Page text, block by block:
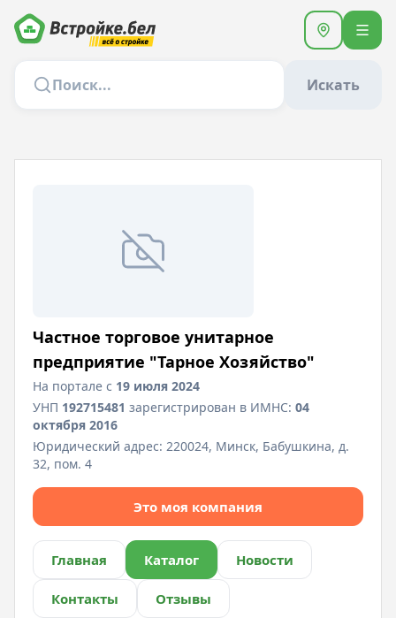
Искать
Частное торговое унитарное
предприятие "Тарное Хозяйство"
На портале с 19 июля 2024
УНП 192715481 зарегистрирован в ИМНС: 04
октября 2016
Юридический адрес: 220024, Минск, Бабушкина, д.
32, пом. 4
Это моя компания
Главная Каталог Новости
Контакты Отзывы